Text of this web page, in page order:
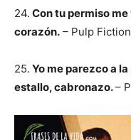
24. Con tu permiso
corazón. – Pulp Fiction
25. Yo me parezco a
estallo, cabronazo.–